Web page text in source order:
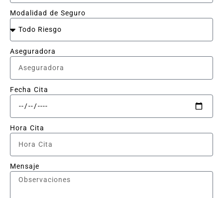
Modalidad de Seguro
Aseguradora
Fecha Cita
Hora Cita
Mensaje